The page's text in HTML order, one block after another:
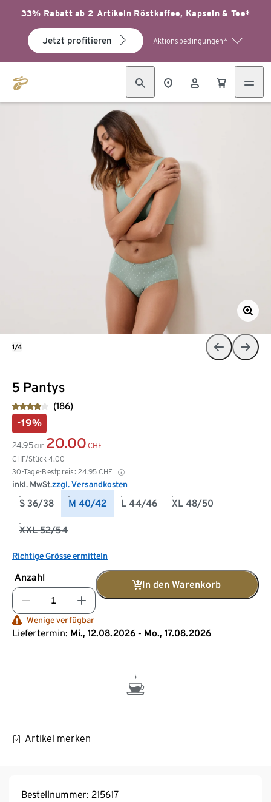
33% Rabatt ab 2 Artikeln Röstkaffee, Kapseln & Tee*
Jetzt profitieren Aktionsbedingungen*
5 Pantys
(186)
-19%
24.95 CHF 20.00 CHF
CHF/Stück 4.00
30-Tage-Bestpreis: 24.95 CHF
inkl. MwSt.zzgl. Versandkosten
S 36/38 M 40/42 L 44/46 XL 48/50
XXL 52/54
Richtige Grösse ermitteln
Anzahl
In den Warenkorb
Wenige verfügbar
Liefertermin: Mi., 12.08.2026 - Mo., 17.08.2026
Artikel merken
1/4
Bestellnummer: 215617